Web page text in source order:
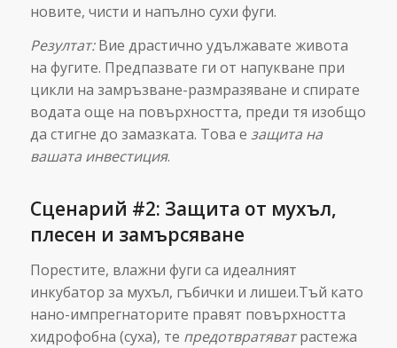
новите, чисти и напълно сухи фуги.
Резултат:Вие драстично удължавате живота
на фугите. Предпазвате ги от напукване при
цикли на замръзване-размразяване и спирате
водата още на повърхността, преди тя изобщо
да стигне до замазката. Това е защита на
вашата инвестиция.
Сценарий #2: Защита от мухъл,
плесен и замърсяване
Порестите, влажни фуги са идеалният
инкубатор за мухъл, гъбички и лишеи.Тъй като
нано-импрегнаторите правят повърхността
хидрофобна (суха), те предотвратяватрастежа